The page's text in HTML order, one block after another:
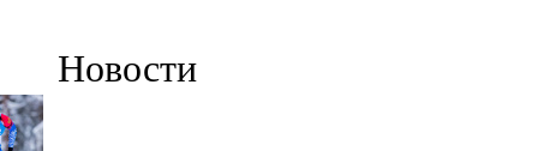
91,5 FM
Новости